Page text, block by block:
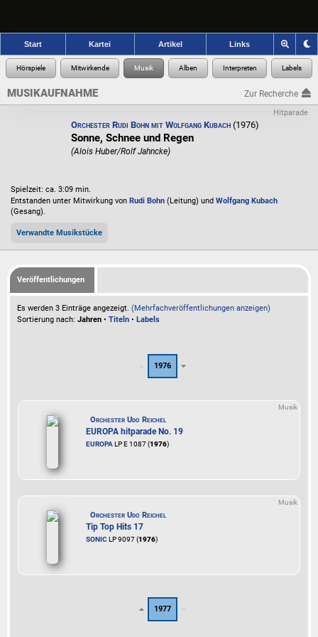
Start Kartei Artikel Links
MUSIKAUFNAHME Zur Recherche
Hitparade
Orchester Rudi Bohn mit Wolfgang Kubach (1976)
Sonne, Schnee und Regen
(Alois Huber/Rolf Jahncke)
Spielzeit: ca. 3:09 min.
Entstanden unter Mitwirkung von Rudi Bohn (Leitung) und Wolfgang Kubach
(Gesang).
Verwandte Musikstücke
Veröffentlichungen
Es werden 3 Einträge angezeigt. (Mehrfachveröffentlichungen anzeigen)
Sortierung nach: Jahren • Titeln • Labels
1976
Musik
Orchester Udo Reichel
EUROPA hitparade No. 19
EUROPALP E 1087 (1976)
Musik
Orchester Udo Reichel
Tip Top Hits 17
SONIC LP 9097 (1976)
1977